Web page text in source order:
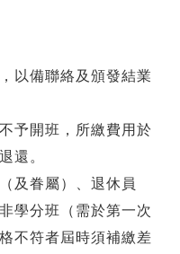
以備聯絡及頒發結業
予開班，所繳費用於
還。
及眷屬）、退休員
學分班（需於第一次
不符者屆時須補繳差